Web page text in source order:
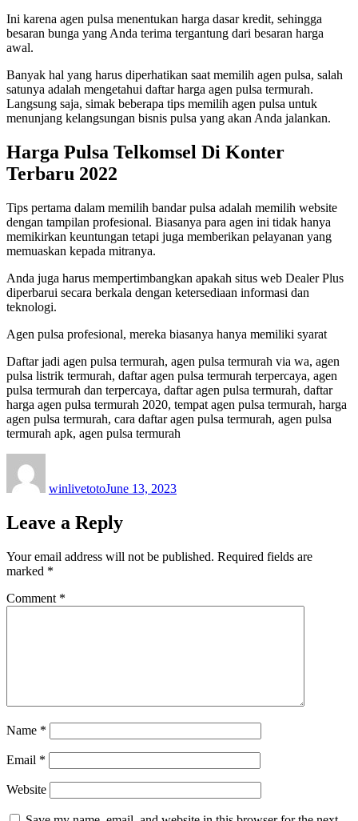
Ini karena agen pulsa menentukan harga dasar kredit, sehingga
besaran bunga yang Anda terima tergantung dari besaran harga
awal.
Banyak hal yang harus diperhatikan saat memilih agen pulsa, salah
satunya adalah mengetahui daftar harga agen pulsa termurah.
Langsung saja, simak beberapa tips memilih agen pulsa untuk
menunjang kelangsungan bisnis pulsa yang akan Anda jalankan.
Harga Pulsa Telkomsel Di Konter
Terbaru 2022
Tips pertama dalam memilih bandar pulsa adalah memilih website
dengan tampilan profesional. Biasanya para agen ini tidak hanya
memikirkan keuntungan tetapi juga memberikan pelayanan yang
memuaskan kepada mitranya.
Anda juga harus mempertimbangkan apakah situs web Dealer Plus
diperbarui secara berkala dengan ketersediaan informasi dan
teknologi.
Agen pulsa profesional, mereka biasanya hanya memiliki syarat
Daftar jadi agen pulsa termurah, agen pulsa termurah via wa, agen
pulsa listrik termurah, daftar agen pulsa termurah terpercaya, agen
pulsa termurah dan terpercaya, daftar agen pulsa termurah, daftar
harga agen pulsa termurah 2020, tempat agen pulsa termurah, harga
agen pulsa termurah, cara daftar agen pulsa termurah, agen pulsa
termurah apk, agen pulsa termurah
winlivetotoJune 13, 2023
Leave a Reply
Your email address will not be published. Required fields are
marked *
Comment *
Name *
Email *
Website